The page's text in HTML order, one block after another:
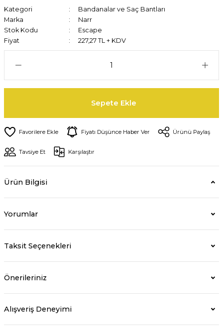
Kategori
Bandanalar ve Saç Bantları
Marka
Narr
Stok Kodu
Escape
Fiyat
227,27 TL + KDV
Sepete Ekle
Fiyatı Düşünce Haber Ver Ürünü Paylaş
Tavsiye Et Karşılaştır
Ürün Bilgisi
Yorumlar
Taksit Seçenekleri
Önerileriniz
Alışveriş Deneyimi